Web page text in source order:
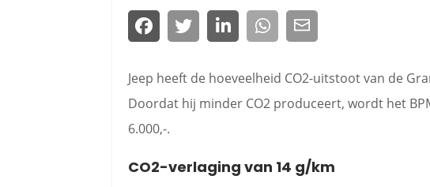
Jeep heeft de hoeveelheid CO2-uitstoot van de
Doordat hij minder CO2 produceert, wordt het
6.000,-.
CO2-verlaging van 14 g/km